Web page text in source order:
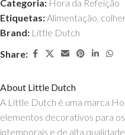
Categoria: Hora da Refeição
Etiquetas:Alimentação,
Brand: Little Dutch
Share:
About Little Dutch
A Little Dutch é uma marca
elementos decorativos para
intemporais e de alta